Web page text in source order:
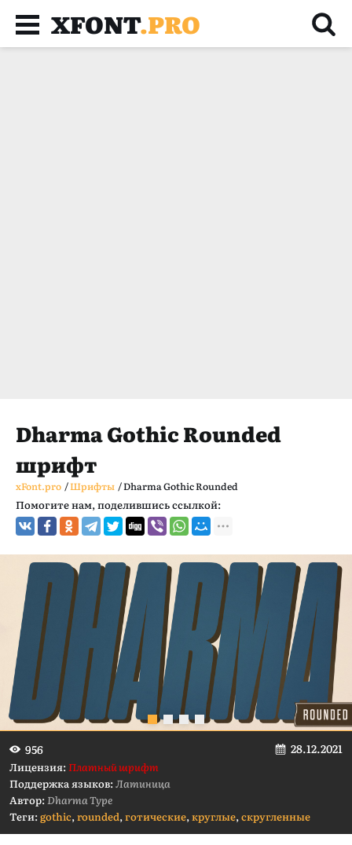
XFONT.PRO
Dharma Gothic Rounded
шрифт
xFont.pro /Шрифты /Dharma Gothic Rounded
Помогите нам, поделившись ссылкой:
956 28.12.2021
Лицензия:Платный шрифт
Поддержка языков:Латиница
Автор:Dharma Type
Теги:gothic,rounded,готические,круглые,скругленные